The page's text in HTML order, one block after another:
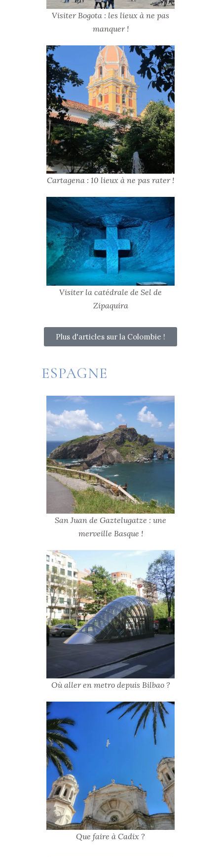
Visiter Bogota : les lieux à ne pas
manquer !
Cartagena : 10 lieux à ne pas rater !
Visiter la catédrale de Sel de
Zipaquira
Plus d'articles sur la Colombie !
ESPAGNE
San Juan de Gaztelugatze : une
merveille Basque !
Où aller en metro depuis Bilbao ?
Que faire à Cadix ?